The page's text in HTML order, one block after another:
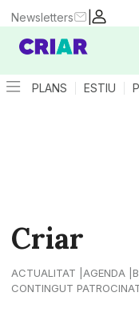
|
Newsletters
PLANS ESTIU
Criar
ACTUALITAT AGENDA
CONTINGUT